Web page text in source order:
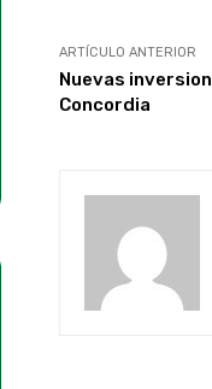
ARTÍCULO ANTERIOR
Nuevas
Concordia